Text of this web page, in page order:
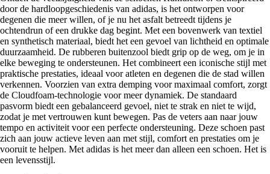
door de hardloopgeschiedenis van adidas, is het ontworpen voor
degenen die meer willen, of je nu het asfalt betreedt tijdens je
ochtendrun of een drukke dag begint. Met een bovenwerk van textiel
en synthetisch materiaal, biedt het een gevoel van lichtheid en optimale
duurzaamheid. De rubberen buitenzool biedt grip op de weg, om je in
elke beweging te ondersteunen. Het combineert een iconische stijl met
praktische prestaties, ideaal voor atleten en degenen die de stad willen
verkennen. Voorzien van extra demping voor maximaal comfort, zorgt
de Cloudfoam-technologie voor meer dynamiek. De standaard
pasvorm biedt een gebalanceerd gevoel, niet te strak en niet te wijd,
zodat je met vertrouwen kunt bewegen. Pas de veters aan naar jouw
tempo en activiteit voor een perfecte ondersteuning. Deze schoen past
zich aan jouw actieve leven aan met stijl, comfort en prestaties om je
vooruit te helpen. Met adidas is het meer dan alleen een schoen. Het is
een levensstijl.